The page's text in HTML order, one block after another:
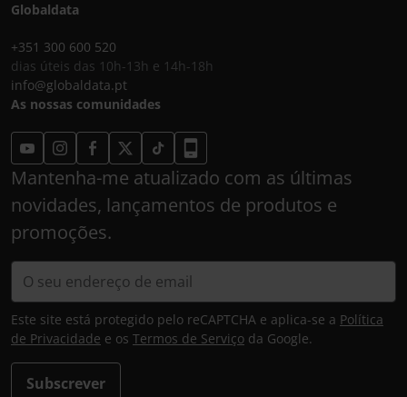
Globaldata
+351 300 600 520
dias úteis das 10h-13h e 14h-18h
info@globaldata.pt
As nossas comunidades
Mantenha-me atualizado com as últimas
novidades, lançamentos de produtos e
promoções.
Subscrever
Este site está protegido pelo reCAPTCHA e aplica-se a Política
de Privacidade e os Termos de Serviço da Google.